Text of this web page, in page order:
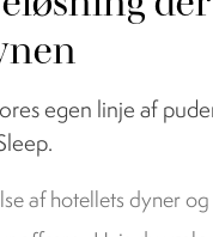
egen linje af
af hotellets dyner